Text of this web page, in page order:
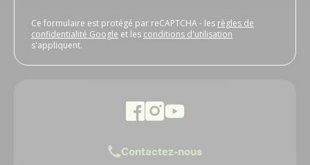
Ce formulaire est protégé par reCAPTCHA - les règles de
confidentialité Google et les conditions d'utilisation
s'appliquent.
Contactez-nous